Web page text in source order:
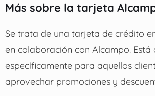
Más sobre la tarjeta
Se trata de una tarjeta de crédito
en colaboración con Alcampo. Está
específicamente para aquellos
aprovechar promociones y